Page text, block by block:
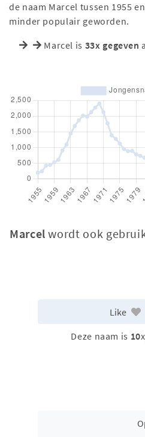
de naam Marcel tussen 1955
minder populair geworden.
Marcel is 33x gegeven
Marcel wordt ook
Like
Deze naam is 10